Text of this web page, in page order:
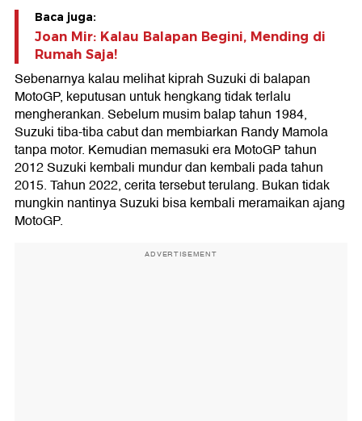
Baca juga:
Joan Mir: Kalau Balapan Begini, Mending di
Rumah Saja!
Sebenarnya kalau melihat kiprah Suzuki di balapan
MotoGP, keputusan untuk hengkang tidak terlalu
mengherankan. Sebelum musim balap tahun 1984,
Suzuki tiba-tiba cabut dan membiarkan Randy Mamola
tanpa motor. Kemudian memasuki era MotoGP tahun
2012 Suzuki kembali mundur dan kembali pada tahun
2015. Tahun 2022, cerita tersebut terulang. Bukan tidak
mungkin nantinya Suzuki bisa kembali meramaikan ajang
MotoGP.
ADVERTISEMENT